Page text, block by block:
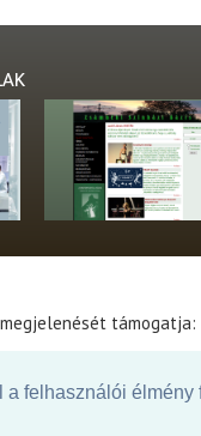
felhasználói
támogatja: